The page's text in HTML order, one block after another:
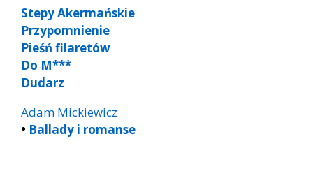
Stepy Akermańskie
Przypomnienie
Pieśń filaretów
Do M***
Dudarz
Adam Mickiewicz
• Ballady i romanse